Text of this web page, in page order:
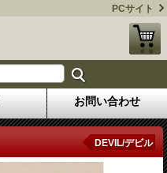
PCサイト
お問い合わせ
DEVIL/デビル